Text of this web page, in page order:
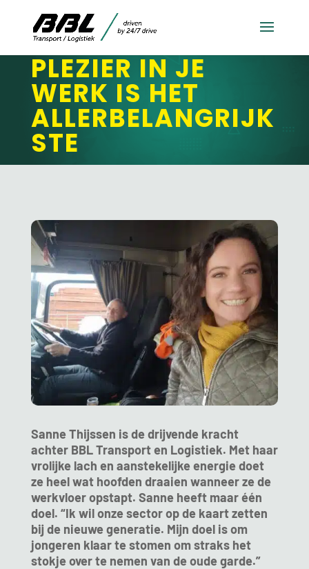
PLEZIER IN JE
WERK IS HET
ALLERBELANGRIJK
STE
Sanne Thijssen is de drijvende kracht
achter BBL Transport en Logistiek. Met haar
vrolijke lach en aanstekelijke energie doet
ze heel wat hoofden draaien wanneer ze de
werkvloer opstapt. Sanne heeft maar één
doel. “Ik wil onze sector op de kaart zetten
bij de nieuwe generatie. Mijn doel is om
jongeren klaar te stomen om straks het
stokje over te nemen van de oude garde.”